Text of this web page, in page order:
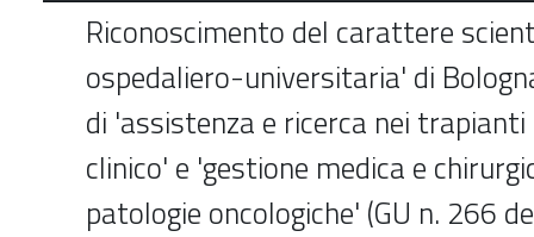
Riconoscimento del carattere
ospedaliero-universitaria' di
di 'assistenza e ricerca nei
clinico' e 'gestione medica e
patologie oncologiche' (GU n. 266